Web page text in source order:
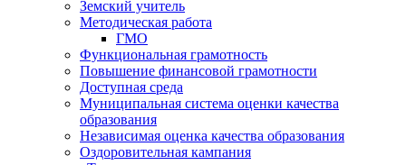
Земский учитель
Методическая работа
ГМО
Функциональная грамотность
Повышение финансовой грамотности
Доступная среда
Муниципальная система оценки качества
образования
Независимая оценка качества образования
Оздоровительная кампания